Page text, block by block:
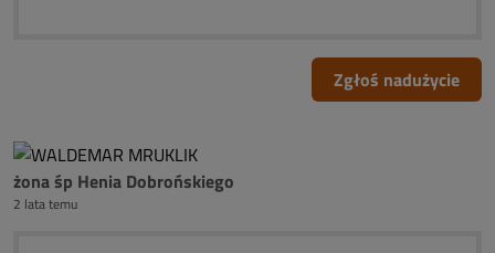
Zgłoś nadużycie
żona śp Henia Dobrońskiego
2 lata temu